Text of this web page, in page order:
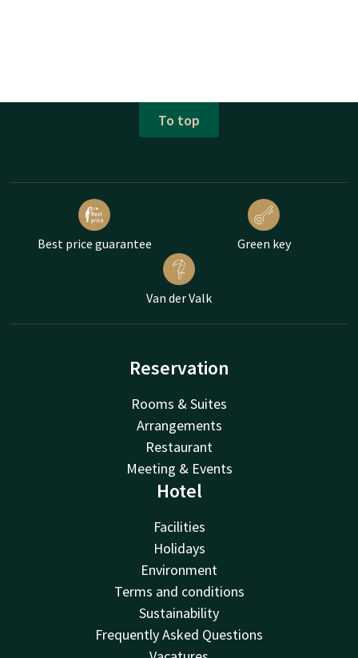
To top
Best price guarantee Green key
Van der Valk
Reservation
Rooms & Suites
Arrangements
Restaurant
Meeting & Events
Hotel
Facilities
Holidays
Environment
Terms and conditions
Sustainability
Frequently Asked Questions